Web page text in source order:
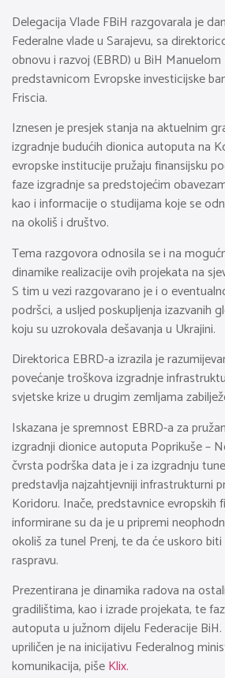
Delegacija Vlade FBiH razgovarala je
Federalne vlade u Sarajevu, sa
obnovu i razvoj (EBRD) u BiH Manuelom
predstavnicom Evropske investicijske
Friscia.
Iznesen je presjek stanja na aktuelnim
izgradnje budućih dionica autoputa na
evropske institucije pružaju finansijsku
faze izgradnje sa predstojećim
kao i informacije o studijama koje se
na okoliš i društvo.
Tema razgovora odnosila se i na
dinamike realizacije ovih projekata na
S tim u vezi razgovarano je i o
podršci, a usljed poskupljenja izazvanih
koju su uzrokovala dešavanja u Ukrajini.
Direktorica EBRD-a izrazila je
povećanje troškova izgradnje
svjetske krize u drugim zemljama
Iskazana je spremnost EBRD-a za
izgradnji dionice autoputa Poprikuše –
čvrsta podrška data je i za izgradnju
predstavlja najzahtjevniji infrastrukturni
Koridoru. Inače, predstavnice evropskih
informirane su da je u pripremi
okoliš za tunel Prenj, te da će uskoro biti
raspravu.
Prezentirana je dinamika radova na
gradilištima, kao i izrade projekata, te
autoputa u južnom dijelu Federacije
upriličen je na inicijativu Federalnog
komunikacija, pišeKlix.